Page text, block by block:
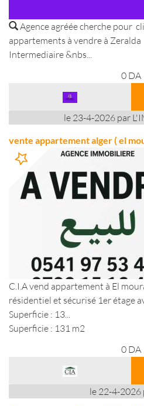
Agence agréée cherche pour
appartements à vendre à
Intermediaire &nbs...
0 DA
le 23-4-2026 par
vente appartement alger ( el
C.I.A vend appartement à El
résidentiel et sécurisé 1er étage
Superficie : 13...
Superficie : 131 m2
0 DA
le 22-4-2026